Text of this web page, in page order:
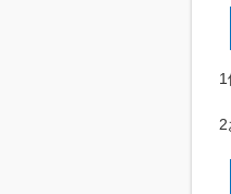
1
2